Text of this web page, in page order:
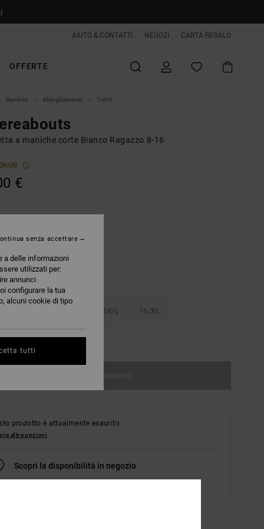
AIUTO & CONTATTI NEGOZI CARTA REGALO
OFFERTE
Bambini Abbigliamento T-shirt
a maniche corte Bianco Ragazzo 8-16
€
14/L 16/XL
la guida alle taglie
prodotto è attualmente esaurito.
altre opzioni
Scopri la disponibilità in negozio
a delle informazioni
utilizzati per:
annunci
configurare la tua
alcuni cookie di tipo
senza accettare
tutti